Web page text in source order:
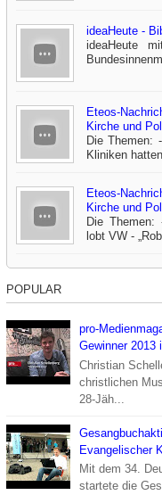
ideaHeute -
ideaHeute
Eteos-
Kirche und
Die Themen:
Kliniken
Eteos-
Kirche und
Die Themen:
lobt VW -
POPULAR
pro-
Gewinner 2013
Christian
christlichen
28-Jäh...
Evangelischer
Mit dem 34.
startete die